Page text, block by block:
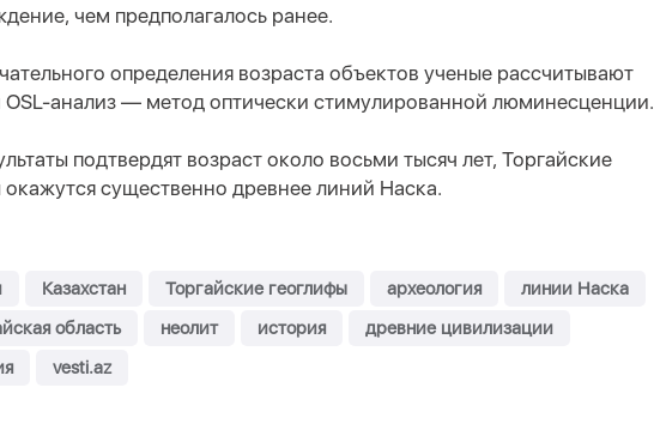
чем предполагалось ранее.
определения возраста объектов ученые рассчитывают
OSL-анализ — метод оптически стимулированной люминесценции.
подтвердят возраст около восьми тысяч лет, Торгайские
окажутся существенно древнее линий Наска.
Казахстан Торгайские геоглифы археология
линии Наска
область
неолит история
древние цивилизации
vesti.az